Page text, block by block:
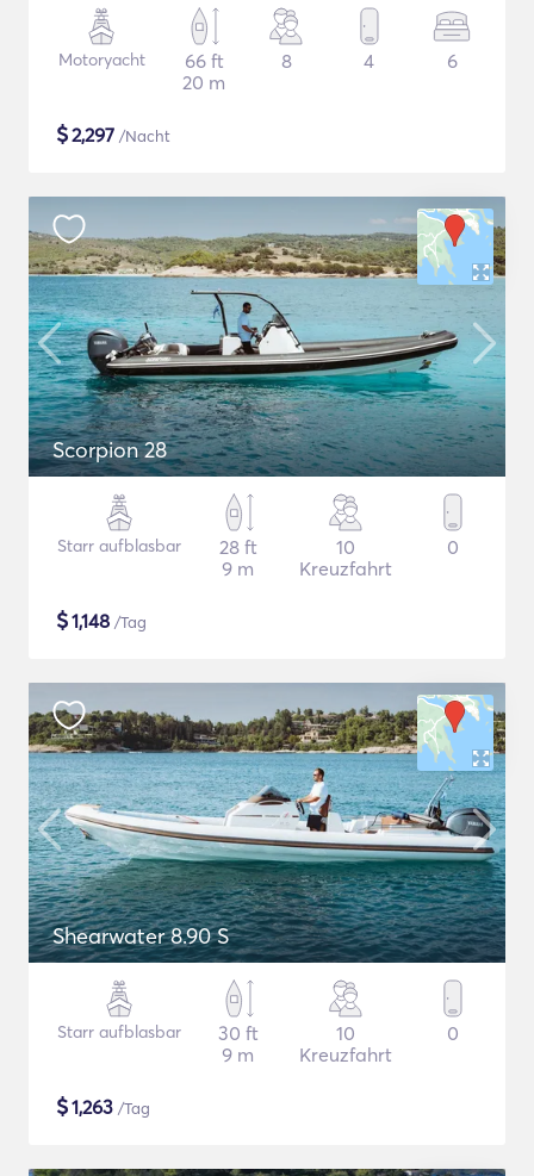
Motoryacht
66 ft
20 m
8 4 6
$2,297 /Nacht
Scorpion 28
Starr aufblasbar
28 ft
9 m
10
Kreuzfahrt
0
$1,148 /Tag
Shearwater 8.90 S
Starr aufblasbar
30 ft
9 m
10
Kreuzfahrt
0
$1,263 /Tag